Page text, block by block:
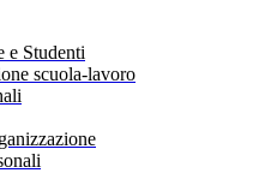
e Studenti
scuola-lavoro